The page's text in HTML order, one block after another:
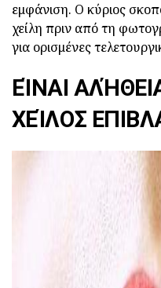
εμφάνιση. Ο κύριος
χείλη πριν από τη
για ορισμένες
ΕΊΝΑΙ
ΧΕΊΛΟΣ